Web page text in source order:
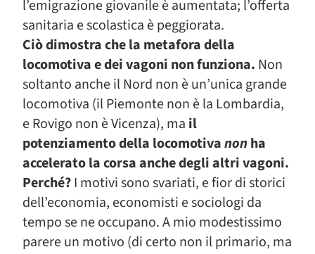
l’emigrazione giovanile è aumentata; l’offerta
sanitaria e scolastica è peggiorata.
Ciò dimostra che la metafora della
locomotiva e dei vagoni non funziona. Non
soltanto anche il Nord non è un’unica grande
locomotiva (il Piemonte non è la Lombardia,
e Rovigo non è Vicenza), ma il
potenziamento della locomotivanonha
accelerato la corsa anche degli altri vagoni.
Perché?I motivi sono svariati, e fior di storici
dell’economia, economisti e sociologi da
tempo se ne occupano. A mio modestissimo
parere un motivo (di certo non il primario, ma